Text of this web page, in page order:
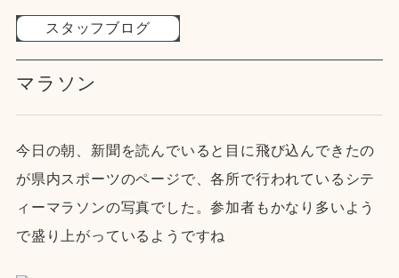
スタッフブログ
マラソン
今日の朝、新聞を読んでいると目に飛び込んできたの
が県内スポーツのページで、各所で行われているシテ
ィーマラソンの写真でした。参加者もかなり多いよう
で盛り上がっているようですね